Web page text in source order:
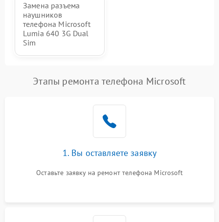
Замена разъема
наушников
телефона Microsoft
Lumia 640 3G Dual
Sim
Этапы ремонта телефона Microsoft
1. Вы оставляете заявку
Оставьте заявку на ремонт телефона Microsoft